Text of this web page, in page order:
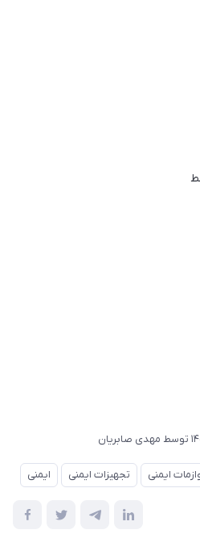
توسط مهدی صابریان
ایمنی تجهیزات ایمنی ایمنی